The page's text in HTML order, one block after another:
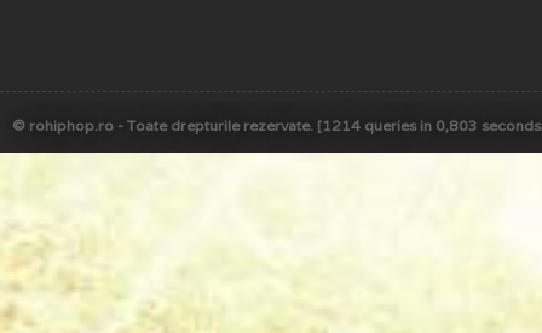
© rohiphop.ro - Toate drepturile rezervate. [1214 queries in 0,803